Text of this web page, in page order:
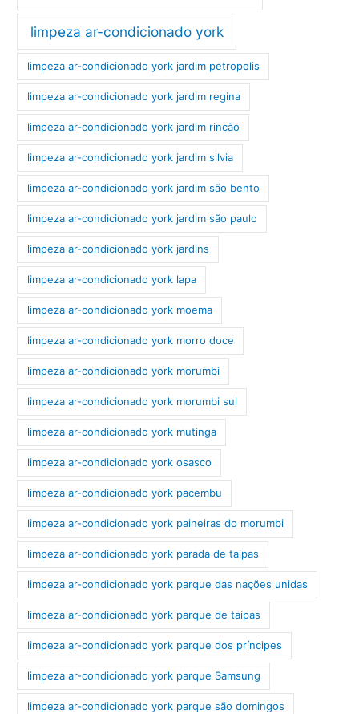
limpeza ar-condicionado york
limpeza ar-condicionado york jardim petropolis
limpeza ar-condicionado york jardim regina
limpeza ar-condicionado york jardim rincão
limpeza ar-condicionado york jardim silvia
limpeza ar-condicionado york jardim são bento
limpeza ar-condicionado york jardim são paulo
limpeza ar-condicionado york jardins
limpeza ar-condicionado york lapa
limpeza ar-condicionado york moema
limpeza ar-condicionado york morro doce
limpeza ar-condicionado york morumbi
limpeza ar-condicionado york morumbi sul
limpeza ar-condicionado york mutinga
limpeza ar-condicionado york osasco
limpeza ar-condicionado york pacembu
limpeza ar-condicionado york paineiras do morumbi
limpeza ar-condicionado york parada de taipas
limpeza ar-condicionado york parque das nações unidas
limpeza ar-condicionado york parque de taipas
limpeza ar-condicionado york parque dos príncipes
limpeza ar-condicionado york parque Samsung
limpeza ar-condicionado york parque são domingos